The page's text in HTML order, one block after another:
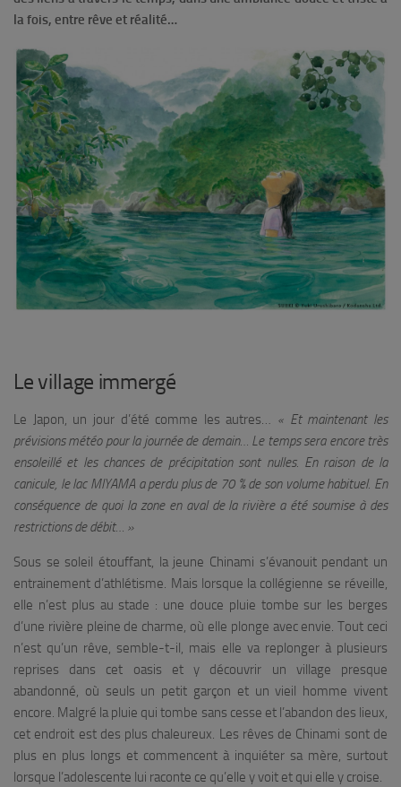
la fois, entre rêve et réalité…
Le village immergé
Le Japon, un jour d’été comme les autres… « Et maintenant les
prévisions météo pour la journée de demain… Le temps sera encore très
ensoleillé et les chances de précipitation sont nulles. En raison de la
canicule, le lac MIYAMA a perdu plus de 70 % de son volume habituel. En
conséquence de quoi la zone en aval de la rivière a été soumise à des
restrictions de débit… »
Sous se soleil étouffant, la jeune Chinami s’évanouit pendant un
entrainement d’athlétisme. Mais lorsque la collégienne se réveille,
elle n’est plus au stade : une douce pluie tombe sur les berges
d’une rivière pleine de charme, où elle plonge avec envie. Tout ceci
n’est qu’un rêve, semble-t-il, mais elle va replonger à plusieurs
reprises dans cet oasis et y découvrir un village presque
abandonné, où seuls un petit garçon et un vieil homme vivent
encore. Malgré la pluie qui tombe sans cesse et l’abandon des lieux,
cet endroit est des plus chaleureux. Les rêves de Chinami sont de
plus en plus longs et commencent à inquiéter sa mère, surtout
lorsque l’adolescente lui raconte ce qu’elle y voit et qui elle y croise.